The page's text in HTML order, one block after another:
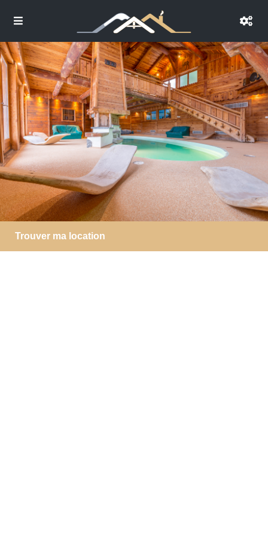
Trouver ma location